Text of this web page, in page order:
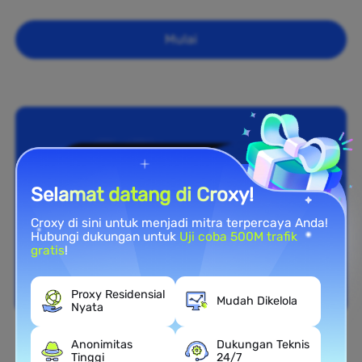
Mulai
Cakupan Nasional
Selamat datang di Croxy!
Croxy di sini untuk menjadi mitra terpercaya Anda!
Hubungi dukungan untuk Uji coba 500M trafik
gratis!
Proxy Residensial
Nyata
Mudah Dikelola
Anonimitas
Tinggi
Dukungan Teknis
24/7